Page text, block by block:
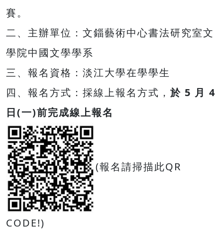
賽。
二、主辦單位：文錙藝術中心書法研究室文
學院中國文學學系
三、報名資格：淡江大學在學學生
四、報名方式：採線上報名方式， 於 5 月 4
日(一)前完成線上報名
(報名請掃描此QR
CODE!)